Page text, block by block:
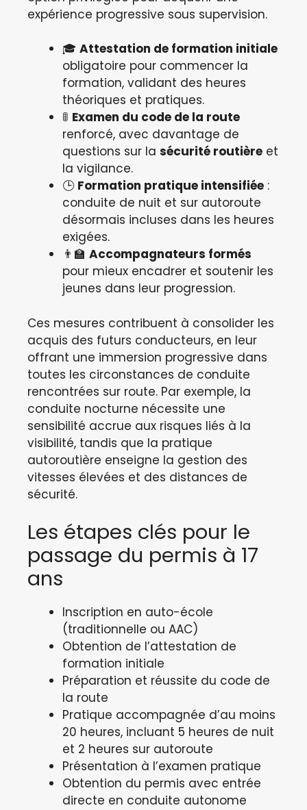
expérience progressive sous supervision.
🎓 Attestation de formation initiale
obligatoire pour commencer la
formation, validant des heures
théoriques et pratiques.
🚦 Examen du code de la route
renforcé, avec davantage de
questions sur la sécurité routière et
la vigilance.
🕒 Formation pratique intensifiée :
conduite de nuit et sur autoroute
désormais incluses dans les heures
exigées.
👨‍🏫 Accompagnateurs formés
pour mieux encadrer et soutenir les
jeunes dans leur progression.
Ces mesures contribuent à consolider les
acquis des futurs conducteurs, en leur
offrant une immersion progressive dans
toutes les circonstances de conduite
rencontrées sur route. Par exemple, la
conduite nocturne nécessite une
sensibilité accrue aux risques liés à la
visibilité, tandis que la pratique
autoroutière enseigne la gestion des
vitesses élevées et des distances de
sécurité.
Les étapes clés pour le
passage du permis à 17
ans
Inscription en auto-école
(traditionnelle ou AAC)
Obtention de l’attestation de
formation initiale
Préparation et réussite du code de
la route
Pratique accompagnée d’au moins
20 heures, incluant 5 heures de nuit
et 2 heures sur autoroute
Présentation à l’examen pratique
Obtention du permis avec entrée
directe en conduite autonome